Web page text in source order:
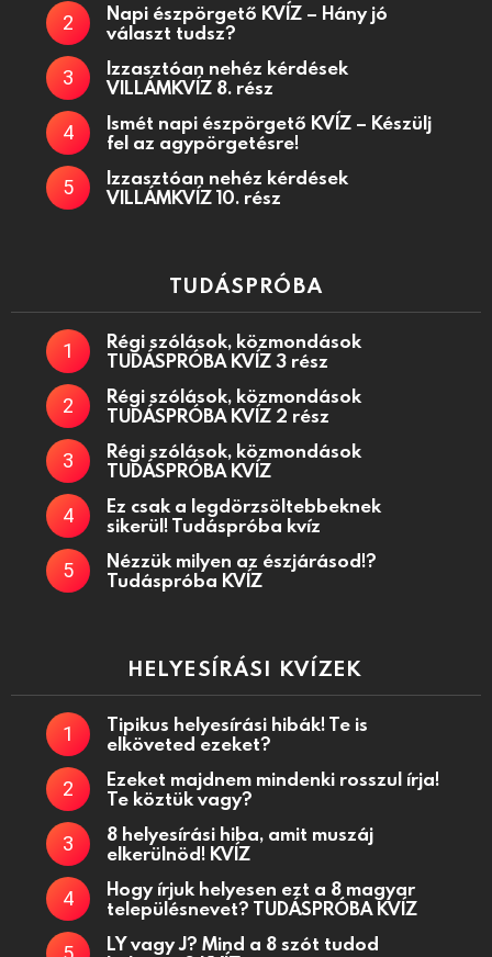
Napi észpörgető KVÍZ – Hány jó
választ tudsz?
Izzasztóan nehéz kérdések
VILLÁMKVÍZ 8. rész
Ismét napi észpörgető KVÍZ – Készülj
fel az agypörgetésre!
Izzasztóan nehéz kérdések
VILLÁMKVÍZ 10. rész
TUDÁSPRÓBA
Régi szólások, közmondások
TUDÁSPRÓBA KVÍZ 3 rész
Régi szólások, közmondások
TUDÁSPRÓBA KVÍZ 2 rész
Régi szólások, közmondások
TUDÁSPRÓBA KVÍZ
Ez csak a legdörzsöltebbeknek
sikerül! Tudáspróba kvíz
Nézzük milyen az észjárásod!?
Tudáspróba KVÍZ
HELYESÍRÁSI KVÍZEK
Tipikus helyesírási hibák! Te is
elköveted ezeket?
Ezeket majdnem mindenki rosszul írja!
Te köztük vagy?
8 helyesírási hiba, amit muszáj
elkerülnöd! KVÍZ
Hogy írjuk helyesen ezt a 8 magyar
településnevet? TUDÁSPRÓBA KVÍZ
LY vagy J? Mind a 8 szót tudod